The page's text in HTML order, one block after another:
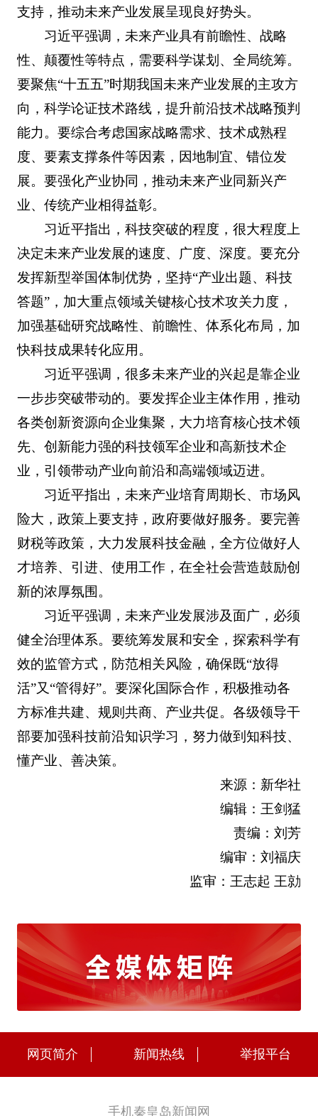
支持，推动未来产业发展呈现良好势头。
习近平强调，未来产业具有前瞻性、战略
性、颠覆性等特点，需要科学谋划、全局统筹。
要聚焦“十五五”时期我国未来产业发展的主攻方
向，科学论证技术路线，提升前沿技术战略预判
能力。要综合考虑国家战略需求、技术成熟程
度、要素支撑条件等因素，因地制宜、错位发
展。要强化产业协同，推动未来产业同新兴产
业、传统产业相得益彰。
习近平指出，科技突破的程度，很大程度上
决定未来产业发展的速度、广度、深度。要充分
发挥新型举国体制优势，坚持“产业出题、科技
答题”，加大重点领域关键核心技术攻关力度，
加强基础研究战略性、前瞻性、体系化布局，加
快科技成果转化应用。
习近平强调，很多未来产业的兴起是靠企业
一步步突破带动的。要发挥企业主体作用，推动
各类创新资源向企业集聚，大力培育核心技术领
先、创新能力强的科技领军企业和高新技术企
业，引领带动产业向前沿和高端领域迈进。
习近平指出，未来产业培育周期长、市场风
险大，政策上要支持，政府要做好服务。要完善
财税等政策，大力发展科技金融，全方位做好人
才培养、引进、使用工作，在全社会营造鼓励创
新的浓厚氛围。
习近平强调，未来产业发展涉及面广，必须
健全治理体系。要统筹发展和安全，探索科学有
效的监管方式，防范相关风险，确保既“放得
活”又“管得好”。要深化国际合作，积极推动各
方标准共建、规则共商、产业共促。各级领导干
部要加强科技前沿知识学习，努力做到知科技、
懂产业、善决策。
来源：新华社
编辑：王剑猛
责编：刘芳
编审：刘福庆
监审：王志起 王勍
网页简介 新闻热线 举报平台
手机秦皇岛新闻网